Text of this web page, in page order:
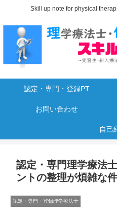
Skill up note for physical
認定・専門・登録PT
お問い合わせ
自己
認定・専門理学療法
ントの整理が煩雑な件
認定・専門・登録理学療法士